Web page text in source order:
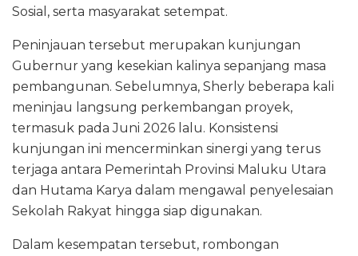
Sosial, serta masyarakat setempat.
Peninjauan tersebut merupakan kunjungan
Gubernur yang kesekian kalinya sepanjang masa
pembangunan. Sebelumnya, Sherly beberapa kali
meninjau langsung perkembangan proyek,
termasuk pada Juni 2026 lalu. Konsistensi
kunjungan ini mencerminkan sinergi yang terus
terjaga antara Pemerintah Provinsi Maluku Utara
dan Hutama Karya dalam mengawal penyelesaian
Sekolah Rakyat hingga siap digunakan.
Dalam kesempatan tersebut, rombongan